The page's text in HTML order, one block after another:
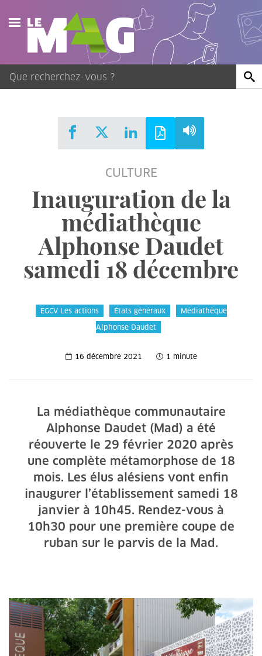
Actualités
Agenda
Publications
CULTURE
Inauguration de la
médiathèque
Alphonse Daudet
samedi 18 décembre
EGCV Les actions États généraux
Médiathèque
Alphonse Daudet
16 décembre 2021 1 minute
La médiathèque communautaire
Alphonse Daudet (Mad) a été
réouverte le 29 février 2020 après
une complète métamorphose de 18
mois. Les élus alésiens vont enfin
inaugurer l’établissement samedi 18
janvier à 10h45. Rendez-vous à
10h30 pour une première coupe de
ruban sur le parvis de la Mad.